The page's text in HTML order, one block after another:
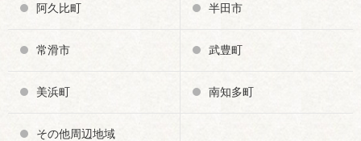
阿久比町 半田市
常滑市 武豊町
美浜町 南知多町
その他周辺地域